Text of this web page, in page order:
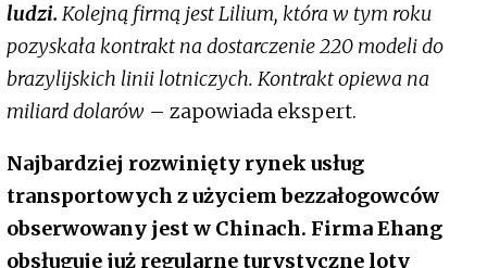
ludzi. Kolejną firmą jest Lilium, która w tym roku
pozyskała kontrakt na dostarczenie 220 modeli do
brazylijskich linii lotniczych. Kontrakt opiewa na
miliard dolarów – zapowiada ekspert.
Najbardziej rozwinięty rynek usług
transportowych z użyciem bezzałogowców
obserwowany jest w Chinach. Firma Ehang
obsługuje już regularne turystyczne loty